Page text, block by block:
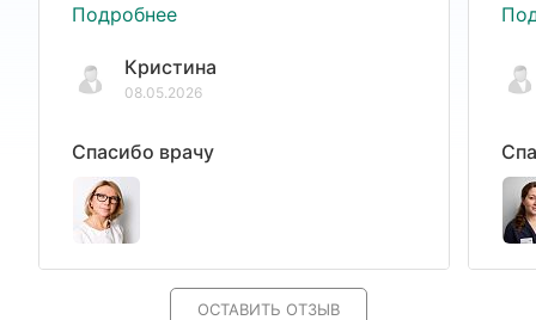
Подробнее
Кристина
08.05.2026
Спасибо врачу
ОСТАВИТЬ ОТЗЫВ